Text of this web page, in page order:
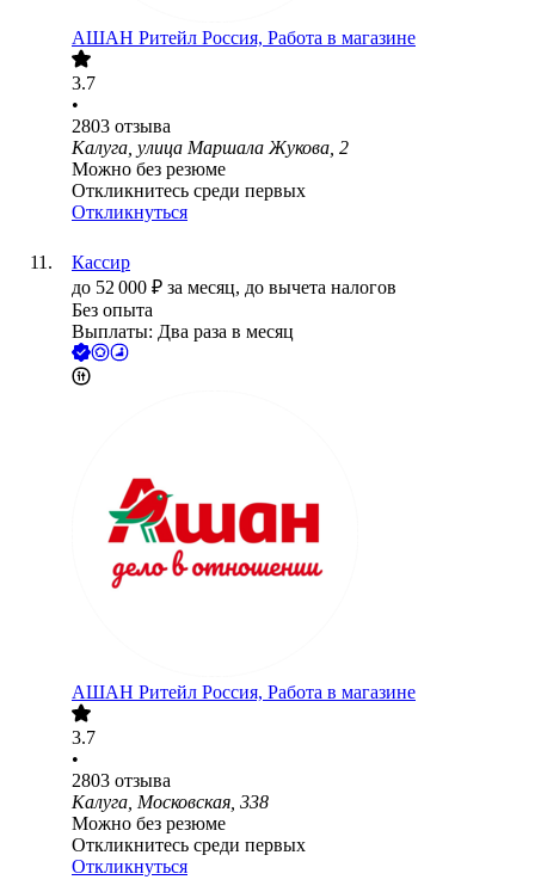
АШАН Ритейл Россия, Работа в магазине
3.7
•
2803 отзыва
Калуга, улица Маршала Жукова, 2
Можно без резюме
Откликнитесь среди первых
Откликнуться
Кассир
до 52 000 ₽ за месяц, до вычета налогов
Без опыта
Выплаты: Два раза в месяц
АШАН Ритейл Россия, Работа в магазине
3.7
•
2803 отзыва
Калуга, Московская, 338
Можно без резюме
Откликнитесь среди первых
Откликнуться